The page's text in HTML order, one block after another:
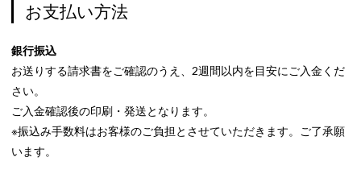
お支払い方法
銀行振込
お送りする請求書をご確認のうえ、2週間以内を目安にご入金くだ
さい。
ご入金確認後の印刷・発送となります。
※振込み手数料はお客様のご負担とさせていただきます。ご了承願
います。